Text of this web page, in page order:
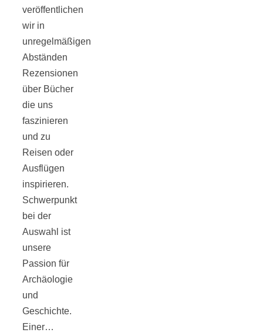
veröffentlichen
wir in
unregelmäßigen
Abständen
Rezensionen
über Bücher
die uns
faszinieren
und zu
Reisen oder
Ausflügen
inspirieren.
Schwerpunkt
bei der
Auswahl ist
unsere
Passion für
Archäologie
und
Geschichte.
Einer…